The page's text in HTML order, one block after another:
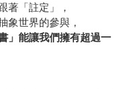
著「註定」，
象世界的參與，
」能讓我們擁有超過一